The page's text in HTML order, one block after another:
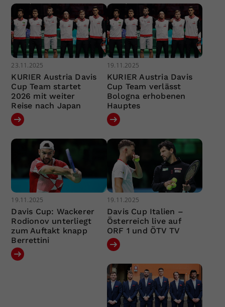
23.11.2025
KURIER Austria Davis
Cup Team startet
2026 mit weiter
Reise nach Japan
19.11.2025
KURIER Austria Davis
Cup Team verlässt
Bologna erhobenen
Hauptes
19.11.2025
Davis Cup: Wackerer
Rodionov unterliegt
zum Auftakt knapp
Berrettini
19.11.2025
Davis Cup Italien –
Österreich live auf
ORF 1 und ÖTV TV